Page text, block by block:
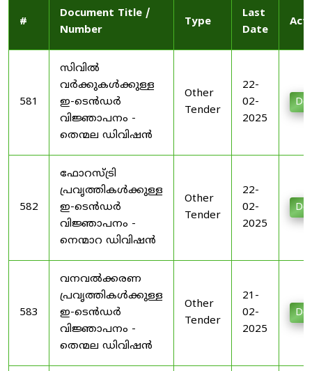
#
Document Title /
Number
Type
Last
Date
581
സിവിൽ
വർക്കുകൾക്കുള്ള
ഇ-ടെൻഡർ
വിജ്ഞാപനം -
തെന്മല ഡിവിഷൻ
Other
Tender
22-
02-
2025
582
ഫോറസ്ട്രി
പ്രവൃത്തികൾക്കുള്ള
ഇ-ടെൻഡർ
വിജ്ഞാപനം -
നെന്മാറ ഡിവിഷൻ
Other
Tender
22-
02-
2025
583
വനവൽക്കരണ
പ്രവൃത്തികൾക്കുള്ള
ഇ-ടെൻഡർ
വിജ്ഞാപനം -
തെന്മല ഡിവിഷൻ
Other
Tender
21-
02-
2025